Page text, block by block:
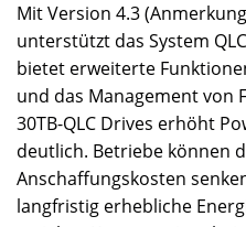
Mit Version 4.3
unterstützt das System
bietet erweiterte
und das Management von
30TB-QLC Drives erhöht
deutlich. Betriebe können
Anschaffungskosten
langfristig erhebliche